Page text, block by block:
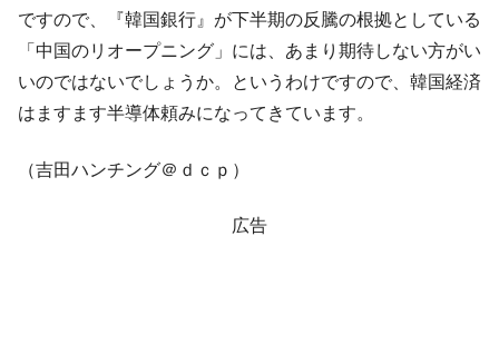
レイカーも発動！ 半導体2銘柄の暴落
Fact1
日本の誇る海洋資源調査船『白嶺』は先進技術の
塊！
Fact1
夏の甲子園、優勝校を最も多く輩出している都道
Fact1 今話題の「楽天ライオンズ」とは？
奇跡の毛色「白毛馬」とは？
ですので、『韓国銀行』が下半期の反騰の根拠としている
「中国のリオープニング」には、あまり期待しない方がい
いのではないでしょうか。というわけですので、韓国経済
はますます半導体頼みになってきています。
（吉田ハンチング＠ｄｃｐ）
広告